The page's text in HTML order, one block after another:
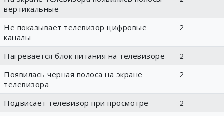
вертикальные
Не показывает телевизор цифровые
каналы
2
Нагревается блок питания на телевизоре
2
Появилась черная полоса на экране
телевизора
2
Подвисает телевизор при просмотре
2